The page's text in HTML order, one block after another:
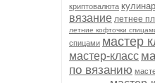
криптовалюта
вязание летнее
летние кофточки
спицами мастер
мастер-класс
по вязанию